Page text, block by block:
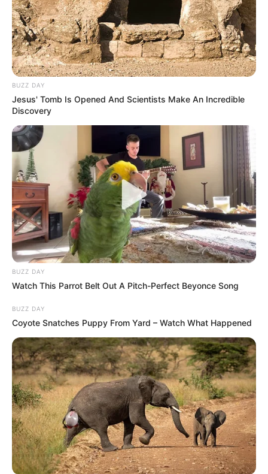
BUZZ DAY
Jesus' Tomb Is Opened And Scientists Make An Incredible
Discovery
BUZZ DAY
Watch This Parrot Belt Out A Pitch-Perfect Beyonce Song
BUZZ DAY
Coyote Snatches Puppy From Yard – Watch What Happened